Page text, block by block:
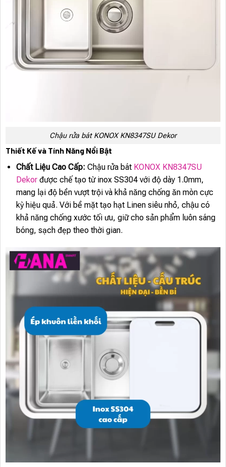
Chậu rửa bát KONOX KN8347SU Dekor
Thiết Kế và Tính Năng Nổi Bật
Chất Liệu Cao Cấp: Chậu rửa bátKONOX KN8347SU
Dekorđược chế tạo từ inox SS304 với độ dày 1.0mm,
mang lại độ bền vượt trội và khả năng chống ăn mòn cực
kỳ hiệu quả. Với bề mặt tạo hạt Linen siêu nhỏ, chậu có
khả năng chống xước tối ưu, giữ cho sản phẩm luôn sáng
bóng, sạch đẹp theo thời gian.